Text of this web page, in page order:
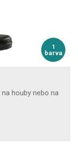
1
barva
houby nebo na